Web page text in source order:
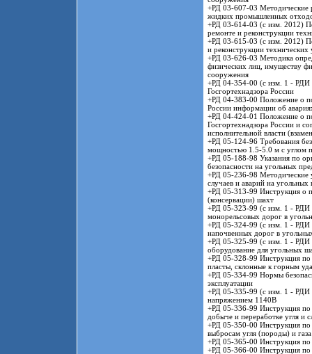
+РД 03-607-03 Методические
жидких промышленных
+РД 03-614-03 (с изм. 2012)
ремонте и реконструкции
+РД 03-615-03 (с изм. 2012)
и реконструкции
+РД 03-626-03 Методика
физических лиц, имуществу
сооружения
+РД 04-354-00 (с изм. 1 - РДИ
Госгортехнадзора России
+РД 04-383-00 Положение о
России информации об
+РД 04-424-01 Положение о
Госгортехнадзора России и
исполнительной власти
+РД 05-124-96 Требования
мощностью 1.5-5.0 м с углом
+РД 05-188-98 Указания по
безопасности на угольных
+РД 05-236-98 Методические
случаев и аварий на угольных
+РД 05-313-99 Инструкция о
(консервации) шахт
+РД 05-323-99 (с изм. 1 - РДИ
монорельсовых дорог в
+РД 05-324-99 (с изм. 1 - РДИ
напочвенных дорог в
+РД 05-325-99 (с изм. 1 - РДИ
оборудование для угольных
+РД 05-328-99 Инструкция по
пласты, склонные к горным
+РД 05-334-99 Нормы
эксплуатации
+РД 05-335-99 (с изм. 1 - РДИ
напряжением 1140В
+РД 05-336-99 Инструкция по
добыче и переработке угля и
+РД 05-350-00 Инструкция по
выбросам угля (породы) и газа
+РД 05-365-00 Инструкция по
+РД 05-366-00 Инструкция по